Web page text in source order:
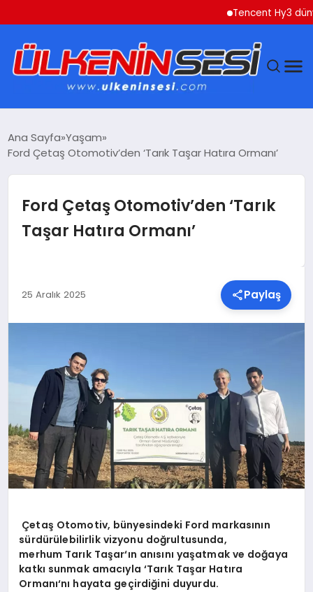
Tencent Hy3 dünya
EKONOMI
GÜNDEM
MAGAZIN
TEKNOLOJI
YAŞAM
MALATYA HABERLERI
Ana Sayfa Yaşam
Ford Çetaş Otomotiv’den ‘Tarık Taşar Hatıra Ormanı’
Ford Çetaş Otomotiv’den ‘Tarık
Taşar Hatıra Ormanı’
25 Aralık 2025 Paylaş
Çetaş Otomotiv, bünyesindeki Ford markasının
sürdürülebilirlik vizyonu doğrultusunda,
merhum Tarık Taşar‘ın anısını yaşatmak ve doğaya
katkı sunmak amacıyla ‘Tarık Taşar Hatıra
Ormanı‘nı hayata geçirdiğini duyurdu.